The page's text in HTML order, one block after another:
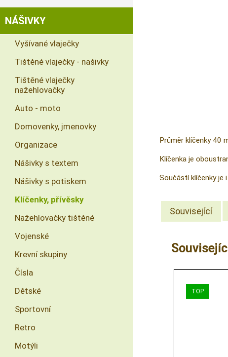
Průměr klíčenky 40
Klíčenka je
Součástí klíčenky je
Související
NÁŠIVKY
Vyšívané vlaječky
Tištěné vlaječky - našivky
Tištěné vlaječky
nažehlovačky
Auto - moto
Domovenky, jmenovky
Organizace
Nášivky s textem
Nášivky s potiskem
Klíčenky, přívěsky
Nažehlovačky tištěné
Vojenské
Krevní skupiny
Čísla
Dětské
Sportovní
Retro
Motýli